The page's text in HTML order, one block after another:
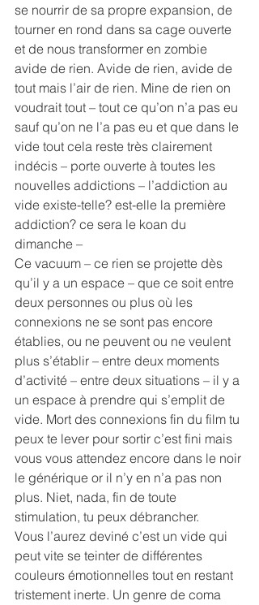
se nourrir de sa propre expansion, de
tourner en rond dans sa cage ouverte
et de nous transformer en zombie
avide de rien. Avide de rien, avide de
tout mais l’air de rien. Mine de rien on
voudrait tout – tout ce qu’on n’a pas eu
sauf qu’on ne l’a pas eu et que dans le
vide tout cela reste très clairement
indécis – porte ouverte à toutes les
nouvelles addictions – l’addiction au
vide existe-telle? est-elle la première
addiction? ce sera le koan du
dimanche –
Ce vacuum – ce rien se projette dès
qu’il y a un espace – que ce soit entre
deux personnes ou plus où les
connexions ne se sont pas encore
établies, ou ne peuvent ou ne veulent
plus s’établir – entre deux moments
d’activité – entre deux situations – il y a
un espace à prendre qui s’emplit de
vide. Mort des connexions fin du film tu
peux te lever pour sortir c’est fini mais
vous vous attendez encore dans le noir
le générique or il n’y en n’a pas non
plus. Niet, nada, fin de toute
stimulation, tu peux débrancher.
Vous l’aurez deviné c’est un vide qui
peut vite se teinter de différentes
couleurs émotionnelles tout en restant
tristement inerte. Un genre de coma